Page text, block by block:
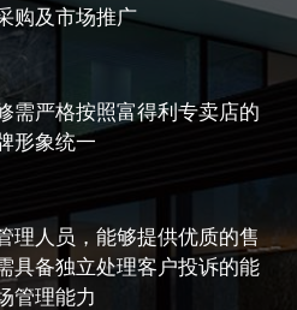
购及市场推广
需严格按照富得利专卖店的
形象统一
理人员，能够提供优质的售
具备独立处理客户投诉的能
管理能力